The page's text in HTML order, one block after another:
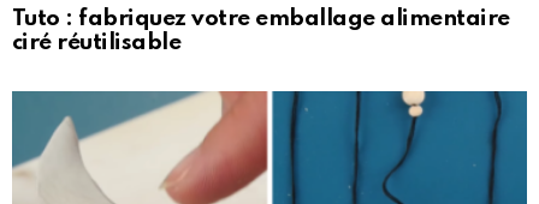
Tuto : fabriquez votre emballage alimentaire
ciré réutilisable